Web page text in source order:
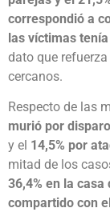
correspondió a
las víctimas
dato que
cercanos.
Respecto de las
murió por
y el 14,5% por
mitad de los
36,4% en la
compartido con